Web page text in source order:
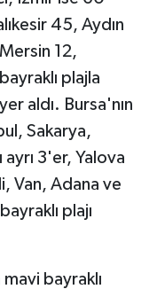
45, Aydın
12,
plajla
aldı. Bursa'nın
Sakarya,
3'er, Yalova
Van, Adana ve
plajı
bayraklı